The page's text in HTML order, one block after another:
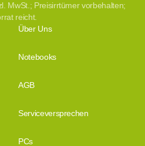
MwSt.; Preisirrtümer vorbehalten;
reicht.
Über Uns
Notebooks
AGB
Serviceversprechen
PCs